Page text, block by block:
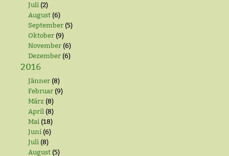
Juli (2)
August (6)
September (5)
Oktober (9)
November (6)
Dezember (6)
2016
Jänner (8)
Februar (9)
März (8)
April (8)
Mai (18)
Juni (6)
Juli (8)
August (5)